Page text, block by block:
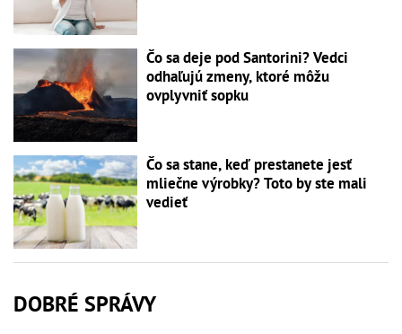
Čo sa deje pod Santorini? Vedci
odhaľujú zmeny, ktoré môžu
ovplyvniť sopku
Čo sa stane, keď prestanete jesť
mliečne výrobky? Toto by ste mali
vedieť
DOBRÉ SPRÁVY